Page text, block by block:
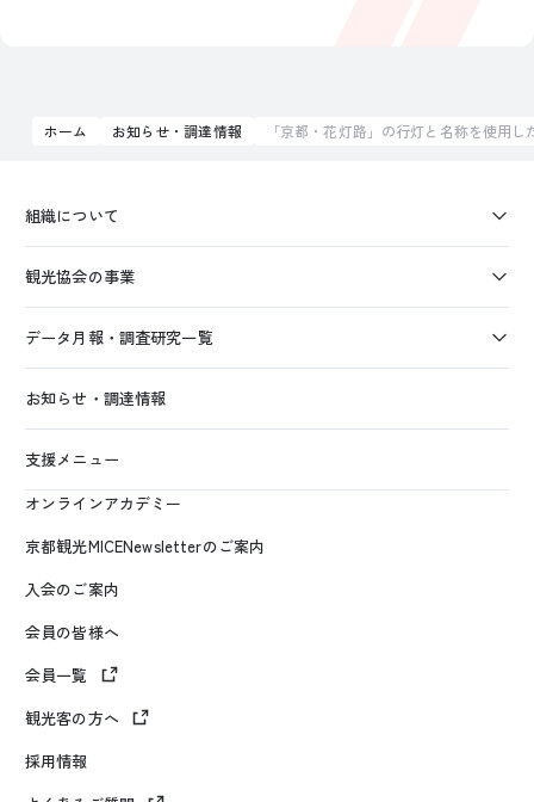
ホーム お知らせ・調達情報 「京都・花灯路」の行灯と名称を使用
組織について
観光協会の事業
データ月報・調査研究一覧
お知らせ・調達情報
支援メニュー
オンラインアカデミー
京都観光MICENewsletterのご案内
入会のご案内
会員の皆様へ
会員一覧
観光客の方へ
採用情報